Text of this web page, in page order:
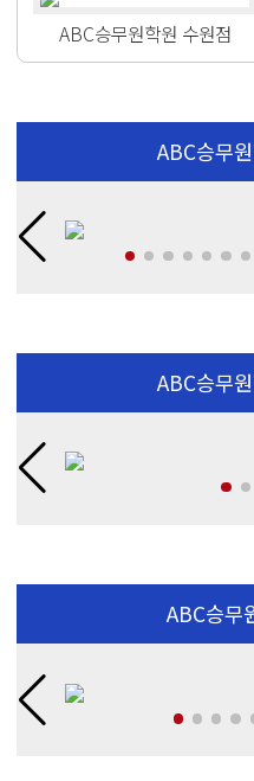
ABC승무원학원 수원점
ABC승무
ABC승무
ABC승무